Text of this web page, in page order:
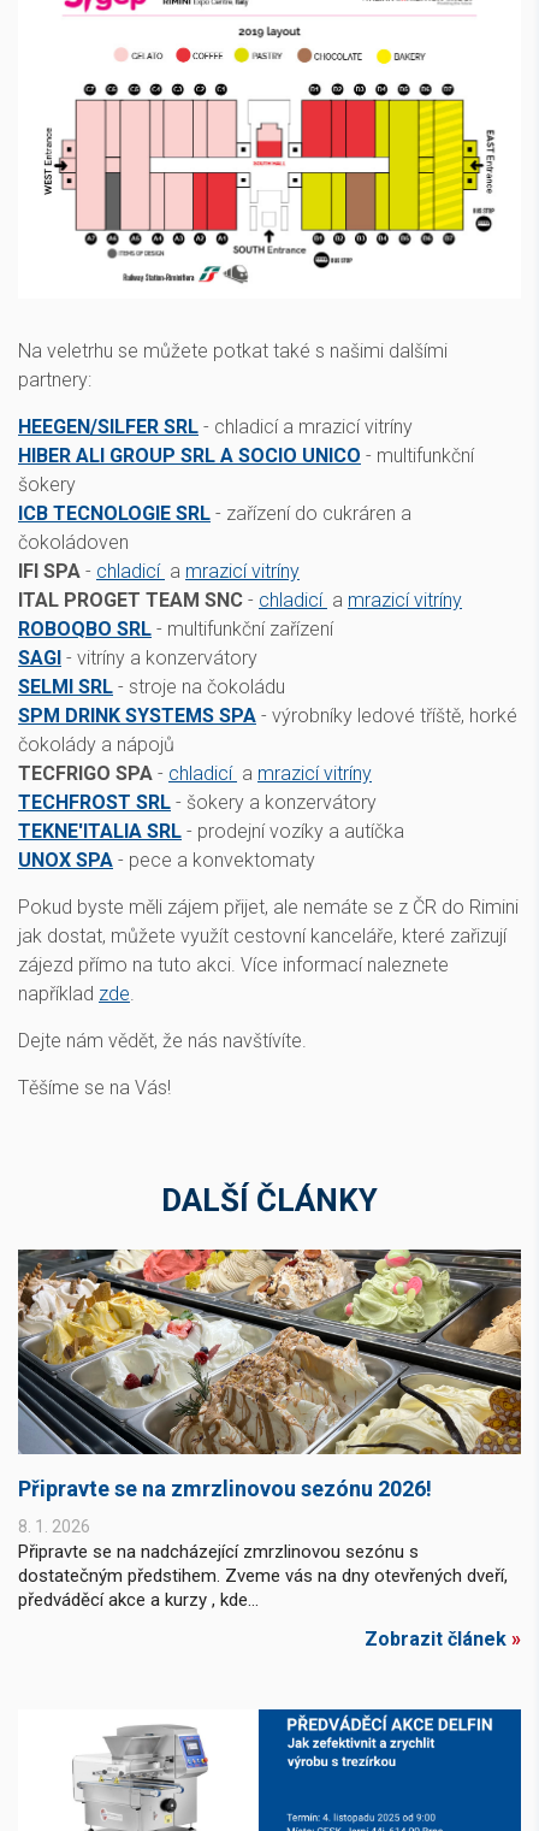
Na veletrhu se můžete potkat také s našimi dalšími
partnery:
HEEGEN/SILFER SRL - chladicí a mrazicí vitríny
HIBER ALI GROUP SRL A SOCIO UNICO - multifunkční
šokery
ICB TECNOLOGIE SRL - zařízení do cukráren a
čokoládoven
IFI SPA - chladicí a mrazicí vitríny
ITAL PROGET TEAM SNC - chladicí a mrazicí vitríny
ROBOQBO SRL - multifunkční zařízení
SAGI - vitríny a konzervátory
SELMI SRL - stroje na čokoládu
SPM DRINK SYSTEMS SPA - výrobníky ledové tříště, horké
čokolády a nápojů
TECFRIGO SPA - chladicí a mrazicí vitríny
TECHFROST SRL - šokery a konzervátory
TEKNE'ITALIA SRL - prodejní vozíky a autíčka
UNOX SPA - pece a konvektomaty
Pokud byste měli zájem přijet, ale nemáte se z ČR do Rimini
jak dostat, můžete využít cestovní kanceláře, které zařizují
zájezd přímo na tuto akci. Více informací naleznete
například zde.
Dejte nám vědět, že nás navštívíte.
Těšíme se na Vás!
DALŠÍ ČLÁNKY
Připravte se na zmrzlinovou sezónu 2026!
8. 1. 2026
Připravte se na nadcházející zmrzlinovou sezónu s
dostatečným předstihem. Zveme vás na dny otevřených dveří,
předváděcí akce a kurzy , kde...
Zobrazit článek »